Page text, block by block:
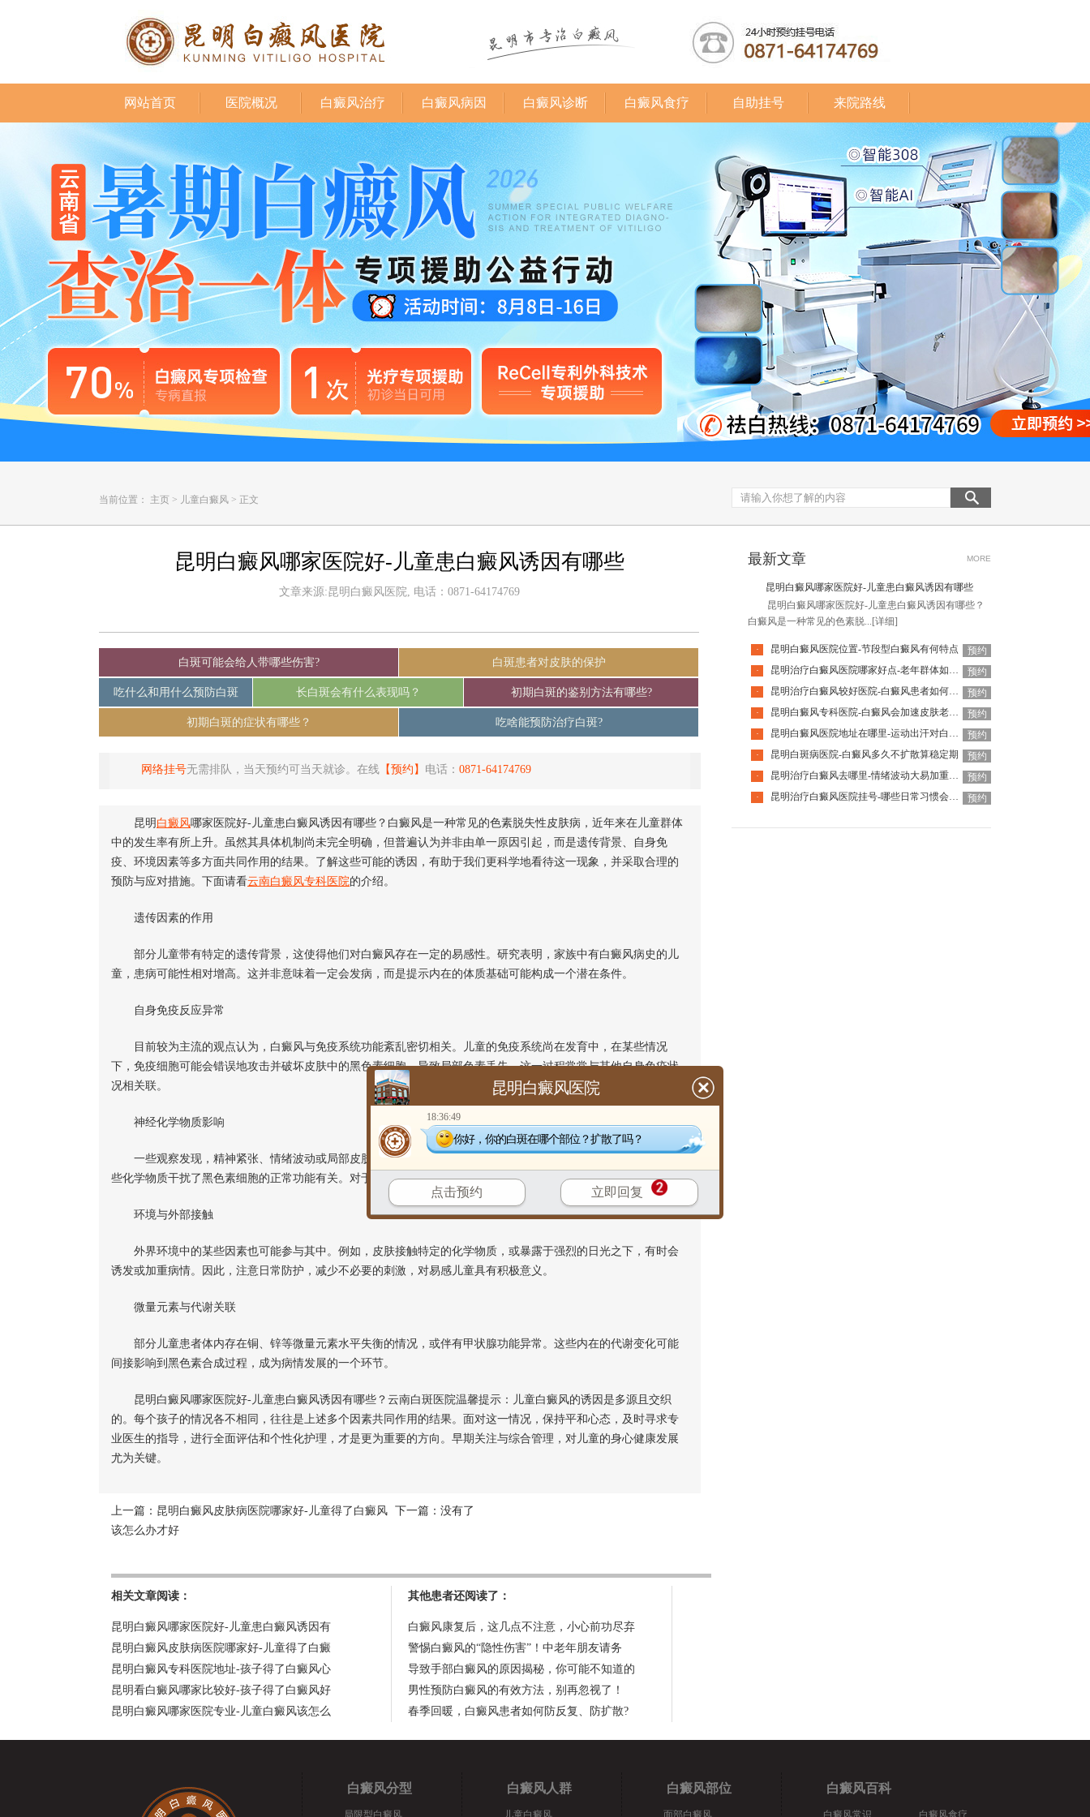
网站首页 医院概况 白癜风治疗 白癜风病因 白癜风诊断 白癜风食疗 自助挂号 来院路线
当前位置： 主页 > 儿童白癜风 > 正文
昆明白癜风哪家医院好-儿童患白癜风诱因有哪些
文章来源:昆明白癜风医院, 电话：0871-64174769
白斑可能会给人带哪些伤害? 白斑患者对皮肤的保护
吃什么和用什么预防白斑 长白斑会有什么表现吗？ 初期白斑的鉴别方法有哪些?
初期白斑的症状有哪些？ 吃啥能预防治疗白斑?
网络挂号无需排队，当天预约可当天就诊。在线 【预约】 电话： 0871-64174769
昆明 白癜风哪家医院好-儿童患白癜风诱因有哪些？白癜风是一种常见的色素脱失性皮肤病，近年来在儿童群体
中的发生率有所上升。虽然其具体机制尚未完全明确，但普遍认为并非由单一原因引起，而是遗传背景、自身免
疫、环境因素等多方面共同作用的结果。了解这些可能的诱因，有助于我们更科学地看待这一现象，并采取合理的
预防与应对措施。下面请看云南白癜风专科医院的介绍。
遗传因素的作用
部分儿童带有特定的遗传背景，这使得他们对白癜风存在一定的易感性。研究表明，家族中有白癜风病史的儿
童，患病可能性相对增高。这并非意味着一定会发病，而是提示内在的体质基础可能构成一个潜在条件。
自身免疫反应异常
目前较为主流的观点认为，白癜风与免疫系统功能紊乱密切相关。儿童的免疫系统尚在发育中，在某些情况
下，免疫细胞可能会错误地攻击并破坏皮肤中的黑色素细胞，导致局部色素丢失。这一过程常常与其他自身免疫状
况相关联。
神经化学物质影响
一些观察发现，精神紧张、情绪波动或局部皮肤损伤(如摩擦、压迫)可能成为诱因。这或许与神经末梢释放的某
些化学物质干扰了黑色素细胞的正常功能有关。对于儿童来说，长期的学习压力或心理应激值得关注。
环境与外部接触
外界环境中的某些因素也可能参与其中。例如，皮肤接触特定的化学物质，或暴露于强烈的日光之下，有时会
诱发或加重病情。因此，注意日常防护，减少不必要的刺激，对易感儿童具有积极意义。
微量元素与代谢关联
部分儿童患者体内存在铜、锌等微量元素水平失衡的情况，或伴有甲状腺功能异常。这些内在的代谢变化可能
间接影响到黑色素合成过程，成为病情发展的一个环节。
昆明白癜风哪家医院好-儿童患白癜风诱因有哪些？云南白斑医院温馨提示：儿童白癜风的诱因是多源且交织
的。每个孩子的情况各不相同，往往是上述多个因素共同作用的结果。面对这一情况，保持平和心态，及时寻求专
业医生的指导，进行全面评估和个性化护理，才是更为重要的方向。早期关注与综合管理，对儿童的身心健康发展
尤为关键。
上一篇： 昆明白癜风皮肤病医院哪家好-儿童得了白癜风
该怎么办才好
下一篇：没有了
相关文章阅读：
昆明白癜风哪家医院好-儿童患白癜风诱因有
昆明白癜风皮肤病医院哪家好-儿童得了白癜
昆明白癜风专科医院地址-孩子得了白癜风心
昆明看白癜风哪家比较好-孩子得了白癜风好
昆明白癜风哪家医院专业-儿童白癜风该怎么
其他患者还阅读了：
白癜风康复后，这几点不注意，小心前功尽弃
警惕白癜风的“隐性伤害”！中老年朋友请务
导致手部白癜风的原因揭秘，你可能不知道的
男性预防白癜风的有效方法，别再忽视了！
春季回暖，白癜风患者如何防反复、防扩散?
最新文章 MORE
昆明白癜风哪家医院好-儿童患白癜风诱因有哪些
昆明白癜风哪家医院好-儿童患白癜风诱因有哪些？
白癜风是一种常见的色素脱... [详细]
· 昆明白癜风医院位置-节段型白癜风有何特点
预约
·
昆明治疗白癜风医院哪家好点-老年群体如何面对白癜风
预约
·
昆明治疗白癜风较好医院-白癜风患者如何科学防晒
预约
·
昆明白癜风专科医院-白癜风会加速皮肤老化吗
预约
·
昆明白癜风医院地址在哪里-运动出汗对白癜风有益还是有害
预约
·
昆明白斑病医院-白癜风多久不扩散算稳定期
预约
·
昆明治疗白癜风去哪里-情绪波动大易加重白癜风吗
预约
·
昆明治疗白癜风医院挂号-哪些日常习惯会加重白癜风 预约
白癜风分型
局限型白癜风
白癜风人群
儿童白癜风
白癜风部位
面部白癜风
白癜风百科
白癜风常识 白癜风食疗
昆明白癜风医院
18:36:49
你好，你的白斑在哪个部位？扩散了吗？
点击预约 立即回复